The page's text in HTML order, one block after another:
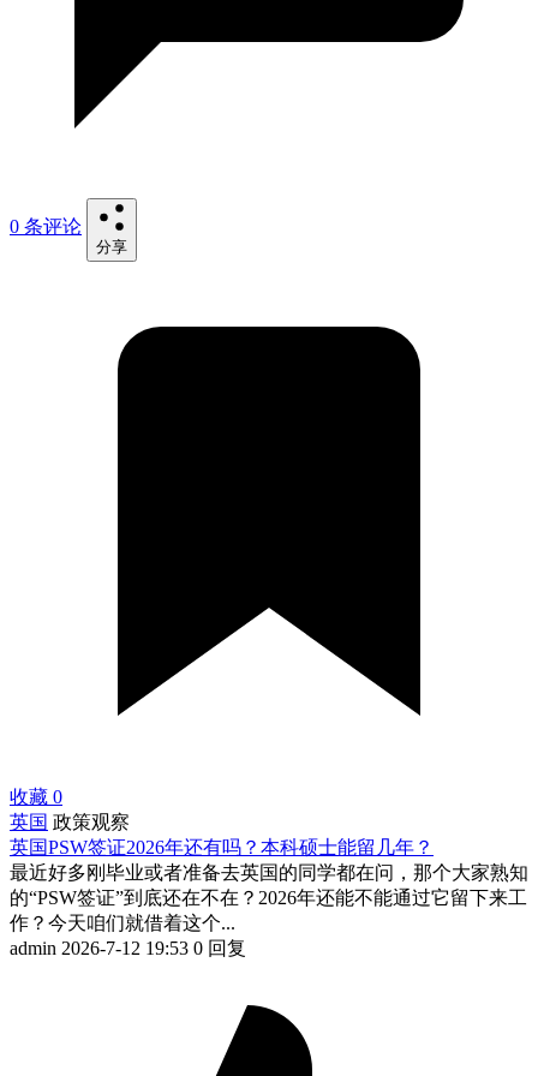
0 条评论
分享
收藏 0
英国 政策观察
英国PSW签证2026年还有吗？本科硕士能留几年？
最近好多刚毕业或者准备去英国的同学都在问，那个大家熟知
的“PSW签证”到底还在不在？2026年还能不能通过它留下来工
作？今天咱们就借着这个...
admin 2026-7-12 19:53 0 回复